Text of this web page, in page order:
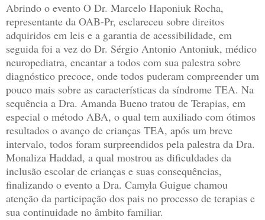
Abrindo o evento O Dr. Marcelo Haponiuk Rocha,
representante da OAB-Pr, esclareceu sobre direitos
adquiridos em leis e a garantia de acessibilidade, em
seguida foi a vez do Dr. Sérgio Antonio Antoniuk, médico
neuropediatra, encantar a todos com sua palestra sobre
diagnóstico precoce, onde todos puderam compreender um
pouco mais sobre as características da síndrome TEA. Na
sequência a Dra. Amanda Bueno tratou de Terapias, em
especial o método ABA, o qual tem auxiliado com ótimos
resultados o avanço de crianças TEA, após um breve
intervalo, todos foram surpreendidos pela palestra da Dra.
Monaliza Haddad, a qual mostrou as dificuldades da
inclusão escolar de crianças e suas consequências,
finalizando o evento a Dra. Camyla Guigue chamou
atenção da participação dos pais no processo de terapias e
sua continuidade no âmbito familiar.